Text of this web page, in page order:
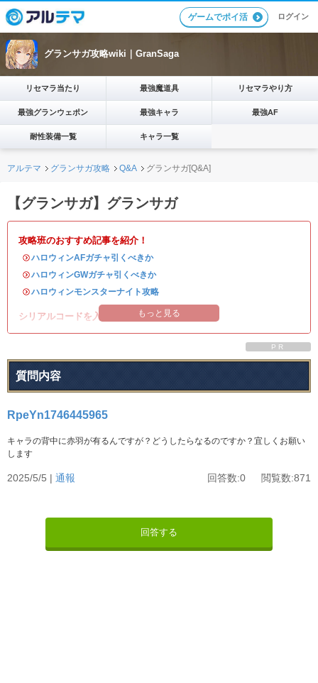
ゲームでポイ活 ログイン
グランサガ攻略wiki｜GranSaga
リセマラ当たり 最強魔道具 リセマラやり方
最強グランウェポン 最強キャラ 最強AF
耐性装備一覧 キャラ一覧
アルテマ グランサガ攻略 Q&A グランサガ[Q&A]
【グランサガ】グランサガ
攻略班のおすすめ記事を紹介！
・ハロウィンAFガチャ引くべきか
・ハロウィンGWガチャ引くべきか
・ハロウィンモンスターナイト攻略
シリアルコードを入れて豪華アイテムを入手！
もっと見る
PR
質問内容
RpeYn1746445965
キャラの背中に赤羽が有るんですが？どうしたらなるのですか？宜しくお願い
します
2025/5/5 | 通報 回答数:0 閲覧数:871
回答する